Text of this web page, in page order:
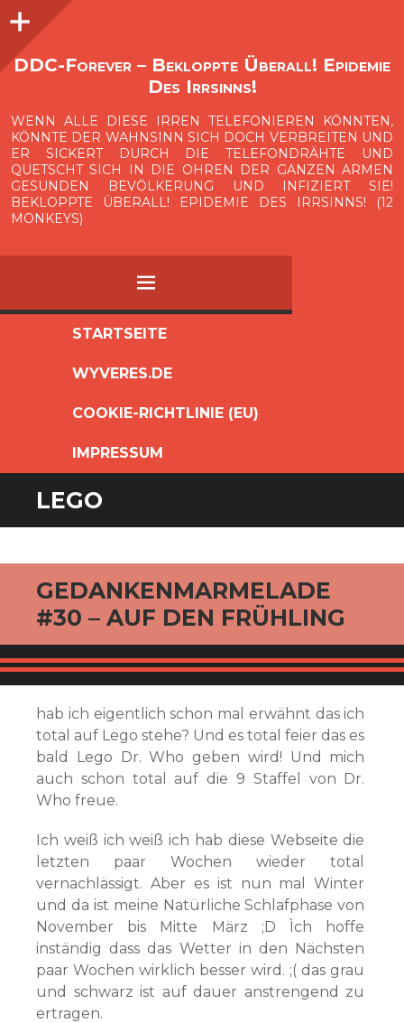
O
p
e
n
i
d
e
b
a
DDC-Forever – Bekloppte Überall! Epidemie
Des Irrsinns!
WENN ALLE DIESE IRREN TELEFONIEREN KÖNNTEN,
KÖNNTE DER WAHNSINN SICH DOCH VERBREITEN UND
ER SICKERT DURCH DIE TELEFONDRÄHTE UND
QUETSCHT SICH IN DIE OHREN DER GANZEN ARMEN
GESUNDEN BEVÖLKERUNG UND INFIZIERT SIE!
BEKLOPPTE ÜBERALL! EPIDEMIE DES IRRSINNS! (12
MONKEYS)
MENÜ
SPRINGEN
STARTSEITE
WYVERES.DE
COOKIE-RICHTLINIE (EU)
IMPRESSUM
Seitenleiste
LEGO
GEDANKENMARMELADE
#30 – AUF DEN FRÜHLING
hab ich eigentlich schon mal erwähnt das ich
total auf Lego stehe? Und es total feier das es
bald Lego Dr. Who geben wird! Und mich
auch schon total auf die 9 Staffel von Dr.
Who freue.
Ich weiß ich weiß ich hab diese Webseite die
letzten paar Wochen wieder total
vernachlässigt. Aber es ist nun mal Winter
und da ist meine Natürliche Schlafphase von
November bis Mitte März ;D Ìch hoffe
inständig dass das Wetter in den Nächsten
paar Wochen wirklich besser wird. ;( das grau
und schwarz ist auf dauer anstrengend zu
ertragen.